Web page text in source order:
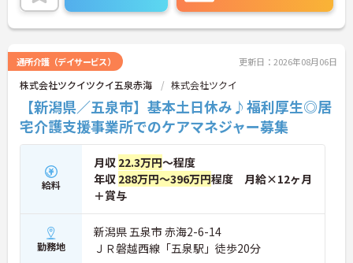
・社内規定の範囲内で髪色や髪型をはじめネイルや
発揮できる職場環境の構築に注力している点も大き
な特色です。また、大規模災害を見据えたBCP（事
ンの運用など、お客様と従業員の双方を守るリスク
マネジメントも徹底されています。今後は、ご家族
がオンラインで情報を確認できるシステムや、AIを
活用した相談サービスの導入など、IT技術を積極的
に取り入れ、在宅生活の質の向上と従業員の業務効
率化を両立する次世代型の介護サービスを追求して
いく方針です。安定した事業基盤と革新への意欲を
併せ持つ、長期的なキャリア形成に最適な法人で
す。
★おすすめPOINT★
【土日休み×残業月平均3時間！ワークライフバラ
ンスを大切にできる環境です】
・基本土日休みで年間休日116日が確保されており
日勤のみのお仕事のため生活リズムを整えやすいで
通所介護（デイサービス） 更新日：2026年08月06日
株式会社ツクイツクイ五泉赤海 株式会社ツクイ
【新潟県／五泉市】基本土日休み♪福利厚生◎居
宅介護支援事業所でのケアマネジャー募集
給料
月収 22.3万円～程度
年収 288万円～396万円程度 月給×12ヶ月
＋賞与
勤務地
新潟県 五泉市 赤海2-6-14
ＪＲ磐越西線「五泉駅」徒歩20分